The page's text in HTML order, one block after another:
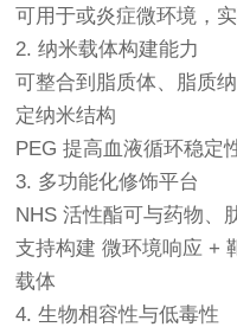
可用于或炎症微环境，
2. 纳米载体构建能力
可整合到脂质体、脂质
定纳米结构
PEG 提高血液循环稳定
3. 多功能化修饰平台
NHS 活性酯可与药物、
支持构建 微环境响应 +
载体
4. 生物相容性与低毒性